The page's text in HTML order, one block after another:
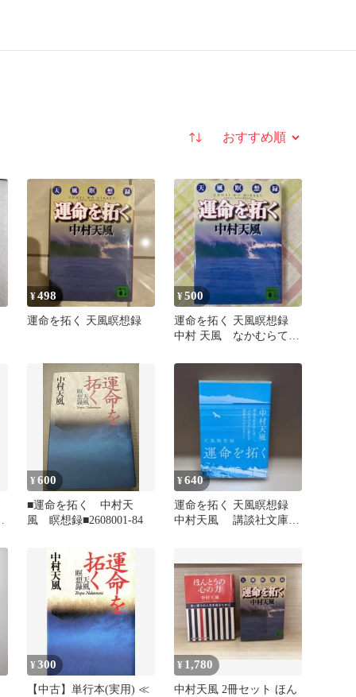
並び替え
¥498
運命を拓く 天風瞑想録
¥500
運命を拓く 天風瞑想録
中村 天風 なかむらてん
¥600
■運命を拓く 中村天
風 瞑想録■2608001-84
¥640
運命を拓く 天風瞑想録
中村天風 講談社文庫
¥300
【中古】単行本(実用) ≪
¥ 1,780
中村天風 2冊セット ほん